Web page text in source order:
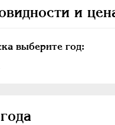
и
выберите год: